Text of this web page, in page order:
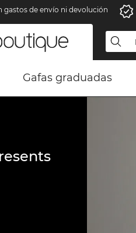
gastos de envío ni devolución
Gafas graduadas